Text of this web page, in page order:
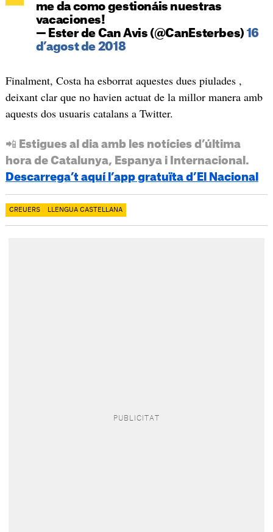
me da como gestionáis nuestras
vacaciones!
— Ester de Can Avis (@CanEsterbes) 16
d’agost de 2018
Finalment, Costa ha esborrat aquestes dues piulades ,
deixant clar que no havien actuat de la millor manera amb
aquests dos usuaris catalans a Twitter.
📲 Estigues al dia amb les notícies d’última
hora de Catalunya, Espanya i Internacional.
Descarrega’t aquí l’app gratuïta d’El Nacional
CREUERS LLENGUA CASTELLANA